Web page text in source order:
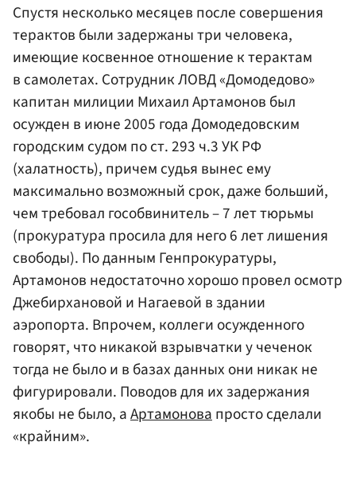
Спустя несколько месяцев после совершения
терактов были задержаны три человека,
имеющие косвенное отношение к терактам
в самолетах. Сотрудник ЛОВД «Домодедово»
капитан милиции Михаил Артамонов был
осужден в июне 2005 года Домодедовским
городским судом по ст. 293 ч.3 УК РФ
(халатность), причем судья вынес ему
максимально возможный срок, даже больший,
чем требовал гособвинитель – 7 лет тюрьмы
(прокуратура просила для него 6 лет лишения
свободы). По данным Генпрокуратуры,
Артамонов недостаточно хорошо провел осмотр
Джебирхановой и Нагаевой в здании
аэропорта. Впрочем, коллеги осужденного
говорят, что никакой взрывчатки у чеченок
тогда не было и в базах данных они никак не
фигурировали. Поводов для их задержания
якобы не было, аАртамоновапросто сделали
«крайним».